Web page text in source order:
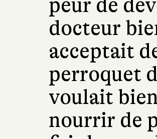
peur de
docteur
acceptait
perroquet
voulait
nourrir de